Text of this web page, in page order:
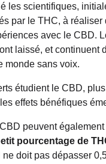
les scientifiques,
par le THC, à réaliser
avec le CBD.
laissé, et continuent
monde sans voix.
étudient le CBD,
effets bénéfiques
peuvent également
pourcentage de
doit pas dépasser